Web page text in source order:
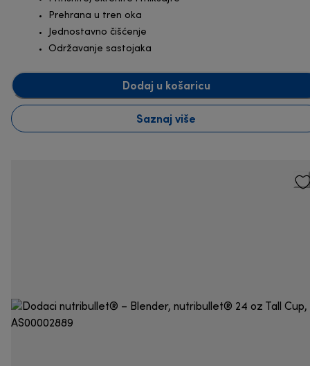
Prehrana u tren oka
Jednostavno čišćenje
Održavanje sastojaka
Dodaj u košaricu
Saznaj više